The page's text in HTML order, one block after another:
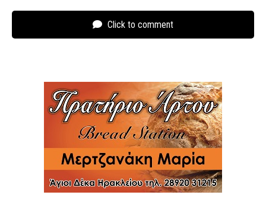
Click to comment